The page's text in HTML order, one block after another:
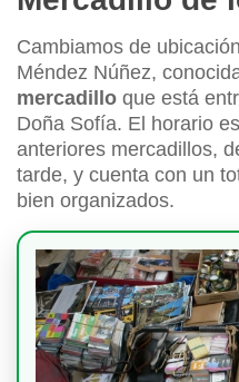
Cambiamos de
Méndez Núñez,
mercadillo que está
Doña Sofía. El horario
anteriores mercadillos,
tarde, y cuenta con un
bien organizados.